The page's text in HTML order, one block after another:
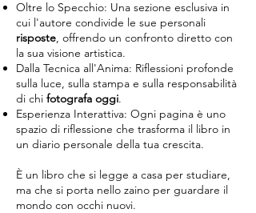
Oltre lo Specchio: Una sezione esclusiva in
cui l'autore condivide le sue personali
risposte, offrendo un confronto diretto con
la sua visione artistica.
Dalla Tecnica all'Anima: Riflessioni profonde
sulla luce, sulla stampa e sulla responsabilità
di chi fotografa oggi.
Esperienza Interattiva: Ogni pagina è uno
spazio di riflessione che trasforma il libro in
un diario personale della tua crescita.
È un libro che si legge a casa per studiare,
ma che si porta nello zaino per guardare il
mondo con occhi nuovi.